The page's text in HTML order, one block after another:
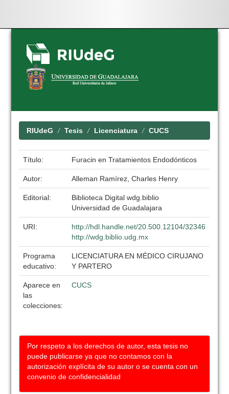
Skip
navigation
RIUdeG Tesis Licenciatura CUCS
Título: Furacin en Tratamientos Endodónticos
Autor: Alleman Ramírez, Charles Henry
Editorial:
Biblioteca Digital wdg.biblio
Universidad de Guadalajara
URI:
http://hdl.handle.net/20.500.12104/32346
http://wdg.biblio.udg.mx
Programa
educativo:
LICENCIATURA EN MÉDICO CIRUJANO
Y PARTERO
Aparece en
las
colecciones:
CUCS
Por respeto a los derechos de autor, esta tesis no
puede publicarse ya que no contamos con la
autorización explícita de su autor o se cuenta con un
convenio de confidencialidad